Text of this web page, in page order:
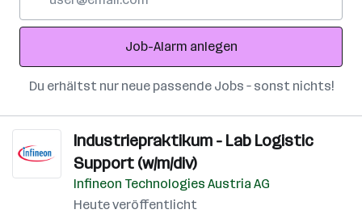
Adresse
Job-Alarm anlegen
Du erhältst nur neue passende Jobs – sonst nichts!
Industriepraktikum - Lab Logistic
Support (w/m/div)
Infineon Technologies Austria AG
Heute veröffentlicht